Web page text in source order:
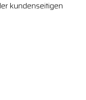
kundenseitigen